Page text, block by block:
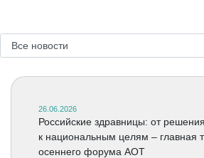
26.06.2026
Российские здравницы: от
к национальным целям – главная
осеннего форума АОТ